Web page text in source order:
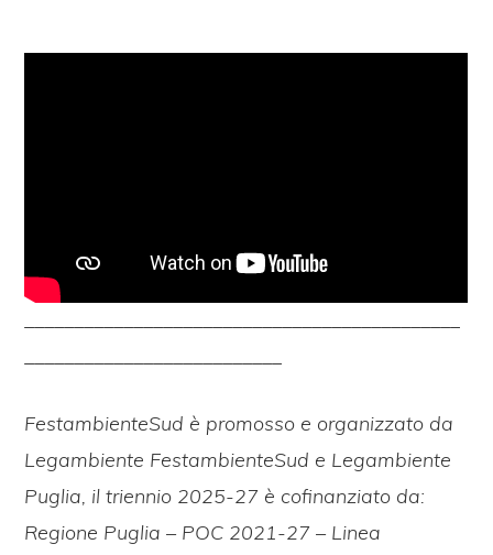
FestambienteSud è promosso e organizzato da
Legambiente FestambienteSud e Legambiente
Puglia, il triennio 2025-27 è cofinanziato da:
Regione Puglia – POC 2021-27 – Linea